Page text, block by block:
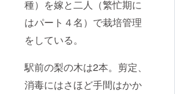
種）を嫁と二人（繁忙期に
はパート４名）で栽培管理
をしている。
駅前の梨の木は2本。剪定、
消毒にはさほど手間はかか